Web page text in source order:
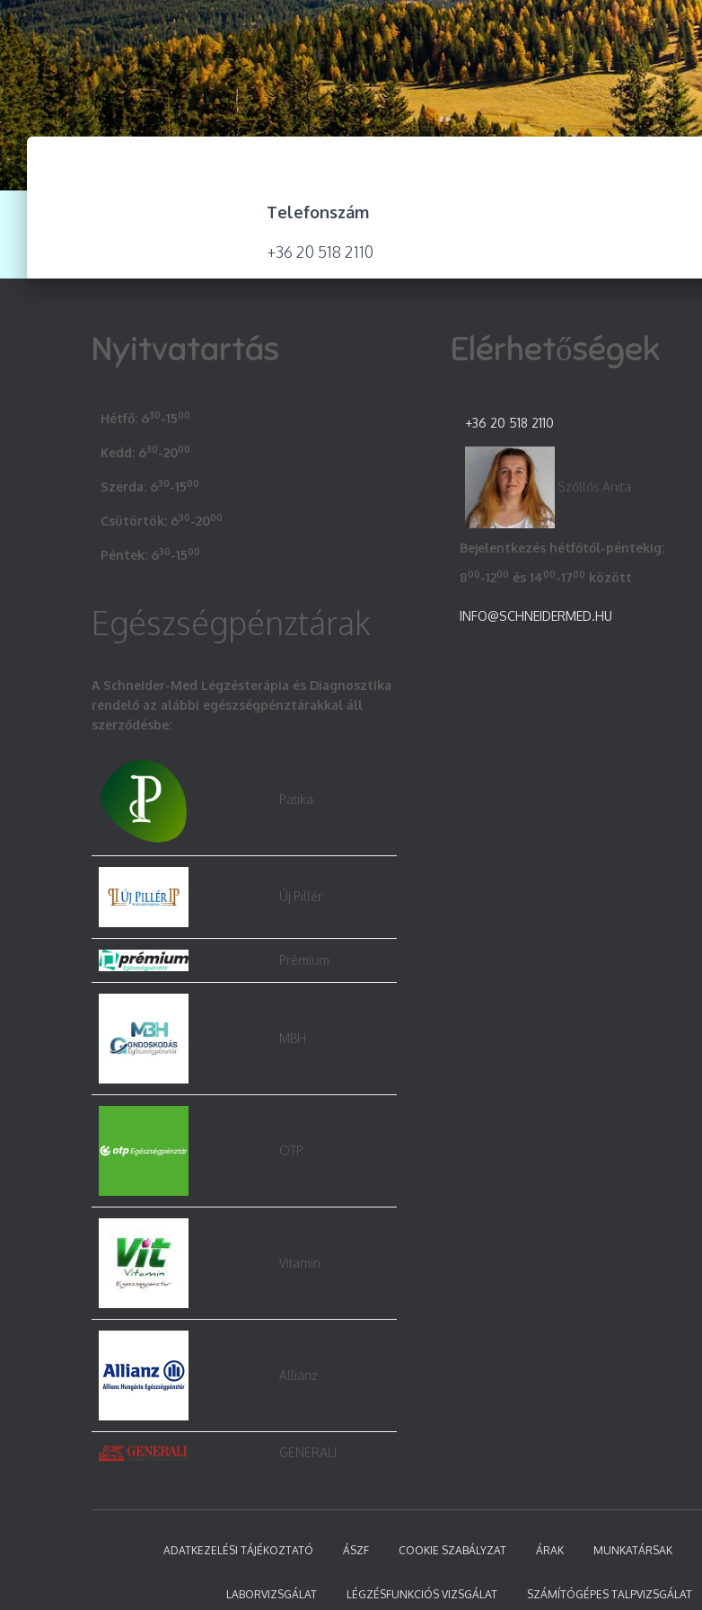
Telefonszám
+36 20 518 2110
Nyitvatartás
Hétfő: 630-1500
Kedd: 630-2000
Szerda: 630-1500
Csütörtök: 630-2000
Péntek: 630-1500
Egészségpénztárak
A Schneider-Med Légzésterápia és Diagnosztika
rendelő az alábbi egészségpénztárakkal áll
szerződésbe:
Patika
Új Pillér
Prémium
MBH
OTP
Vitamin
Allianz
GENERALI
Elérhetőségek
+36 20 518 2110
Szőllős Anita
Bejelentkezés hétfőtől-péntekig:
800-1200 és 1400-1700 között
INFO@SCHNEIDERMED.HU
ADATKEZELÉSI TÁJÉKOZTATÓ ÁSZF COOKIE SZABÁLYZAT ÁRAK MUNKATÁRSAK
LABORVIZSGÁLAT LÉGZÉSFUNKCIÓS VIZSGÁLAT SZÁMÍTÓGÉPES TALPVIZSGÁLAT